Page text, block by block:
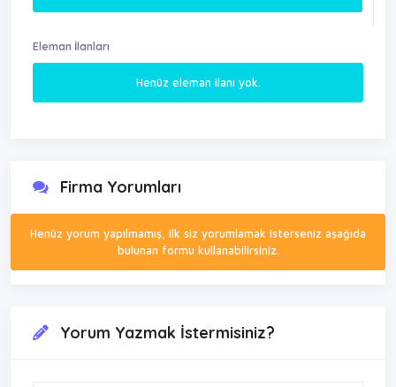
Eleman İlanları
Henüz eleman ilanı yok.
Firma Yorumları
Henüz yorum yapılmamış, ilk siz yorumlamak isterseniz aşağıda
bulunan formu kullanabilirsiniz.
Yorum Yazmak İstermisiniz?